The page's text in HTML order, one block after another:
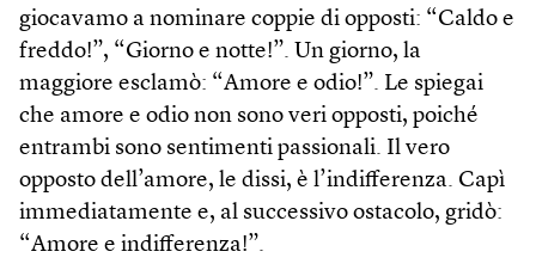
giocavamo a nominare coppie di opposti: “Caldo e
freddo!”, “Giorno e notte!”. Un giorno, la
maggiore esclamò: “Amore e odio!”. Le spiegai
che amore e odio non sono veri opposti, poiché
entrambi sono sentimenti passionali. Il vero
opposto dell’amore, le dissi, è l’indifferenza. Capì
immediatamente e, al successivo ostacolo, gridò:
“Amore e indifferenza!”.